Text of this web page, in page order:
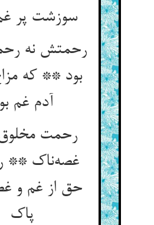
سوزشت پر
رحمتش نه
بود ** که
آدم غم
رحمت
غصه‌ناک **
حق از غم و
پاک